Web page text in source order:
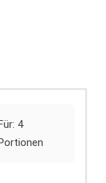
Für: 4
Portionen